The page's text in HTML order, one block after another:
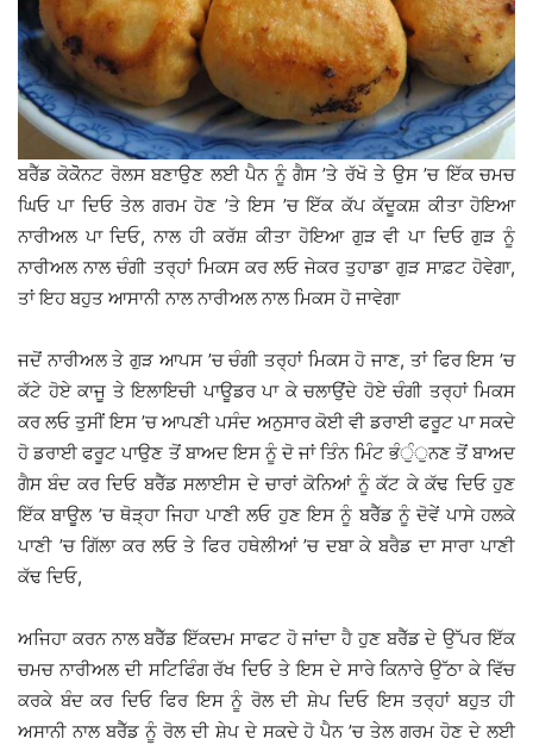
ਬਰੈੱਡ ਕੋਕੋੋਨਟ ਰੋਲਸ ਬਣਾਉਣ ਲਈ ਪੈਨ ਨੂੰ ਗੈਸ ’ਤੇ ਰੱਖੋ ਤੇ ਉਸ ’ਚ ਇੱਕ ਚਮਚ
ਘਿਓ ਪਾ ਦਿਓ ਤੇਲ ਗਰਮ ਹੋਣ ’ਤੇ ਇਸ ’ਚ ਇੱਕ ਕੱਪ ਕੱਦੂਕਸ਼ ਕੀਤਾ ਹੋਇਆ
ਨਾਰੀਅਲ ਪਾ ਦਿਓ, ਨਾਲ ਹੀ ਕਰੱਸ਼ ਕੀਤਾ ਹੋਇਆ ਗੁੜ ਵੀ ਪਾ ਦਿਓ ਗੁੜ ਨੂੰ
ਨਾਰੀਅਲ ਨਾਲ ਚੰਗੀ ਤਰ੍ਹਾਂ ਮਿਕਸ ਕਰ ਲਓ ਜੇਕਰ ਤੁਹਾਡਾ ਗੁੜ ਸਾਫ਼ਟ ਹੋਵੇਗਾ,
ਤਾਂ ਇਹ ਬਹੁਤ ਆਸਾਨੀ ਨਾਲ ਨਾਰੀਅਲ ਨਾਲ ਮਿਕਸ ਹੋ ਜਾਵੇਗਾ
ਜਦੋਂ ਨਾਰੀਅਲ ਤੇ ਗੁੜ ਆਪਸ ’ਚ ਚੰਗੀ ਤਰ੍ਹਾਂ ਮਿਕਸ ਹੋ ਜਾਣ, ਤਾਂ ਫਿਰ ਇਸ ’ਚ
ਕੱਟੇ ਹੋਏ ਕਾਜੂ ਤੇ ਇਲਾਇਚੀ ਪਾਊਡਰ ਪਾ ਕੇ ਚਲਾਉਂਦੇ ਹੋਏ ਚੰਗੀ ਤਰ੍ਹਾਂ ਮਿਕਸ
ਕਰ ਲਓ ਤੁਸੀਂ ਇਸ ’ਚ ਆਪਣੀ ਪਸੰਦ ਅਨੁਸਾਰ ਕੋਈ ਵੀ ਡਰਾਈ ਫਰੂਟ ਪਾ ਸਕਦੇ
ਹੋ ਡਰਾਈ ਫਰੂਟ ਪਾਉਣ ਤੋਂ ਬਾਅਦ ਇਸ ਨੂੰ ਦੋ ਜਾਂ ਤਿੰਨ ਮਿੰਟ ਭੰੁੰੁਨਣ ਤੋਂ ਬਾਅਦ
ਗੈਸ ਬੰਦ ਕਰ ਦਿਓ ਬਰੈੱਡ ਸਲਾਈਸ ਦੇ ਚਾਰਾਂ ਕੋਨਿਆਂ ਨੂੰ ਕੱਟ ਕੇ ਕੱਢ ਦਿਓ ਹੁਣ
ਇੱਕ ਬਾਊਲ ’ਚ ਥੋੜ੍ਹਾ ਜਿਹਾ ਪਾਣੀ ਲਓ ਹੁਣ ਇਸ ਨੂੰ ਬਰੈੱਡ ਨੂੰ ਦੋਵੇਂ ਪਾਸੇ ਹਲਕੇ
ਪਾਣੀ ’ਚ ਗਿੱਲਾ ਕਰ ਲਓ ਤੇ ਫਿਰ ਹਥੇਲੀਆਂ ’ਚ ਦਬਾ ਕੇ ਬਰੈਡ ਦਾ ਸਾਰਾ ਪਾਣੀ
ਕੱਢ ਦਿਓ,
ਅਜਿਹਾ ਕਰਨ ਨਾਲ ਬਰੈੱਡ ਇੱਕਦਮ ਸਾਫਟ ਹੋ ਜਾਂਦਾ ਹੈ ਹੁਣ ਬਰੈੱਡ ਦੇ ਉੱਪਰ ਇੱਕ
ਚਮਚ ਨਾਰੀਅਲ ਦੀ ਸਟਿਫਿੰਗ ਰੱਖ ਦਿਓ ਤੇ ਇਸ ਦੇ ਸਾਰੇ ਕਿਨਾਰੇ ਉੱਠਾ ਕੇ ਵਿੱਚ
ਕਰਕੇ ਬੰਦ ਕਰ ਦਿਓ ਫਿਰ ਇਸ ਨੂੰ ਰੋਲ ਦੀ ਸ਼ੇਪ ਦਿਓ ਇਸ ਤਰ੍ਹਾਂ ਬਹੁਤ ਹੀ
ਅਸਾਨੀ ਨਾਲ ਬਰੈੱਡ ਨੂੰ ਰੋਲ ਦੀ ਸ਼ੇਪ ਦੇ ਸਕਦੇ ਹੋ ਪੈਨ ’ਚ ਤੇਲ ਗਰਮ ਹੋਣ ਦੇ ਲਈ